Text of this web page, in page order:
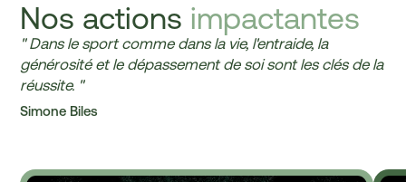
Nos actions impactantes
" Dans le sport comme dans la vie, l'entraide, la
générosité et le dépassement de soi sont les clés de la
réussite. "
Simone Biles